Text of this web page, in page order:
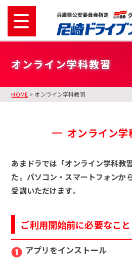
オンライン学科教習
HOME> オンライン学科教習
オンライン学
あまドラでは「オンライン学科教
た。 パソコン・スマートフォンか
受講いただけます。
ご利用開始前に必要なこと
❶ アプリをインストール